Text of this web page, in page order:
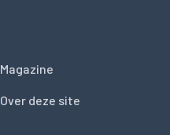
Magazine
Over deze site